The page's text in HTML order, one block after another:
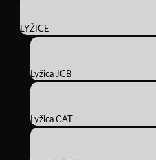
LYŽICE
Lyžica JCB
Lyžica CAT